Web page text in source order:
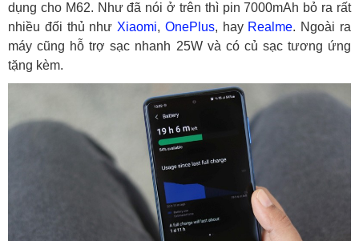
dụng cho M62. Như đã nói ở trên thì pin 7000mAh bỏ ra rất
nhiều đối thủ như Xiaomi, OnePlus, hayRealme. Ngoài ra
máy cũng hỗ trợ sạc nhanh 25W và có củ sạc tương ứng
tặng kèm.